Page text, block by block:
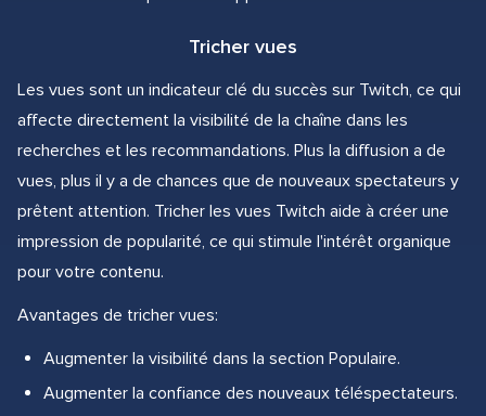
Tricher vues
Les vues sont un indicateur clé du succès sur Twitch, ce qui
affecte directement la visibilité de la chaîne dans les
recherches et les recommandations. Plus la diffusion a de
vues, plus il y a de chances que de nouveaux spectateurs y
prêtent attention. Tricher les vues Twitch aide à créer une
impression de popularité, ce qui stimule l'intérêt organique
pour votre contenu.
Avantages de tricher vues:
Augmenter la visibilité dans la section Populaire.
Augmenter la confiance des nouveaux téléspectateurs.